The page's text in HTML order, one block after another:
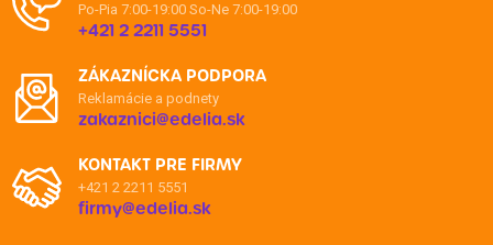
Po-Pia 7:00-19:00 So-Ne 7:00-19:00
+421 2 2211 5551
ZÁKAZNÍCKA PODPORA
Reklamácie a podnety
zakaznici@edelia.sk
KONTAKT PRE FIRMY
+421 2 2211 5551
firmy@edelia.sk